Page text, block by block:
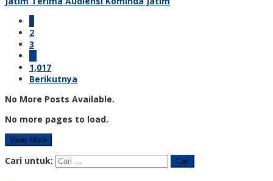
1
2
3
…
1,017
Berikutnya
No More Posts Available.
No more pages to load.
View More
Cari untuk: